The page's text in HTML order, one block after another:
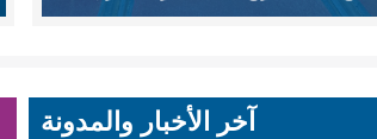
آخر الأخبار والمدونة